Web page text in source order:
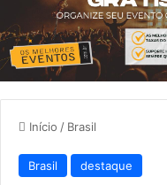
Início / Brasil
Brasil destaque